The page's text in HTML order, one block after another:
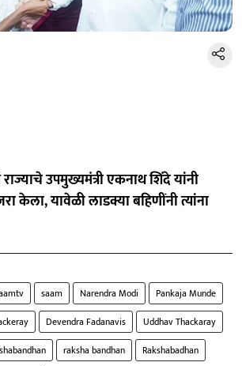
उपमुख्यमंत्री एकनाथ शिंदे यांनी
केला, यावेळी लाडक्या बहिणींनी त्यांना
saam Narendra Modi
Pankaja Munde
Devendra Fadanavis
Uddhav Thackaray
raksha bandhan
Rakshabadhan